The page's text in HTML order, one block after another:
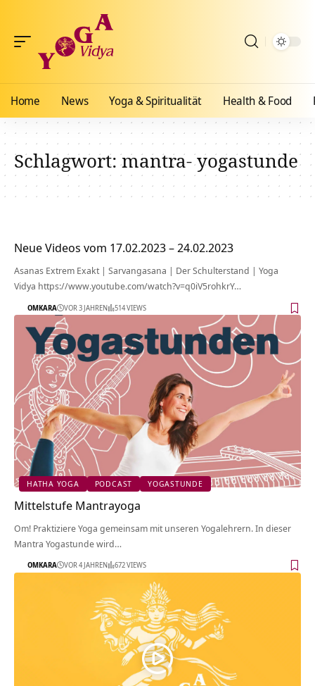
Home News Yoga & Spiritualität Health & Food
Schlagwort:mantra- yogastunde
Neue Videos vom 17.02.2023 – 24.02.2023
Asanas Extrem Exakt | Sarvangasana | Der Schulterstand | Yoga
Vidya https://www.youtube.com/watch?v=q0iV5rohkrY…
OMKARA VOR 3 JAHREN 514 VIEWS
HATHA YOGA PODCAST YOGASTUNDE
Mittelstufe Mantrayoga
Om! Praktiziere Yoga gemeinsam mit unseren Yogalehrern. In dieser
Mantra Yogastunde wird…
OMKARA VOR 4 JAHREN 672 VIEWS